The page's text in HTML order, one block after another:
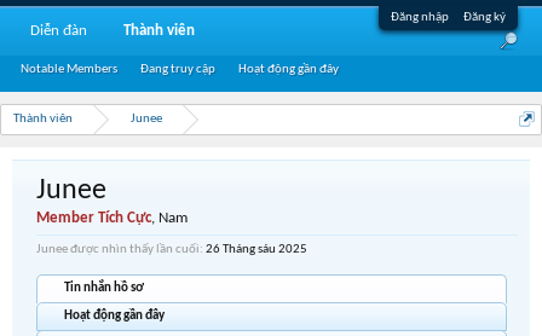
Đăng nhập Đăng ký
Thành viên Junee
Junee
Member Tích Cực, Nam
Junee được nhìn thấy lần cuối: 26 Tháng sáu 2025
Tin nhắn hồ sơ
Hoạt động gần đây
Diễn đàn Thành viên
Notable Members Đang truy cập Hoạt động gần đây